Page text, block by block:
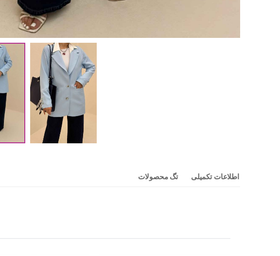
اطلاعات تکمیلی تگ محصولات